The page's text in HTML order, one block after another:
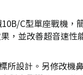
C型單座戰機
，並改善超音速
設計。另修改